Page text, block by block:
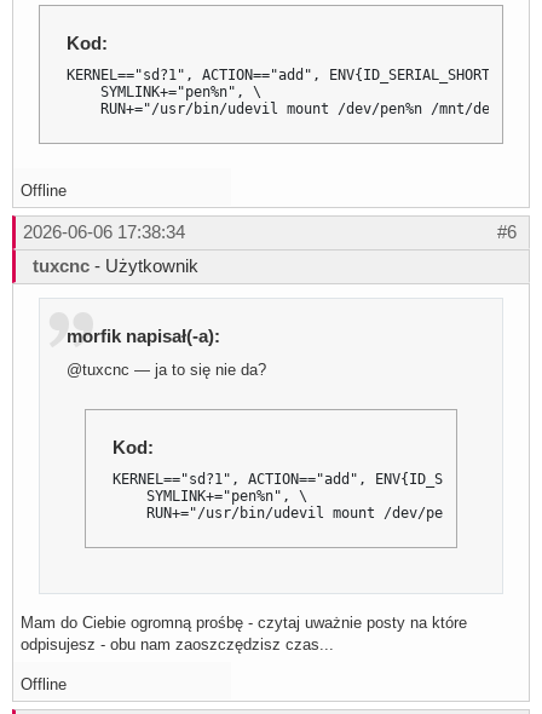
Kod:
KERNEL=="sd?1", ACTION=="add",
    SYMLINK+="pen%n", \
    RUN+="/usr/bin/udevil mount /dev/pen%n /mnt/debian"
Offline
#6
2026-06-06 17:38:34
tuxcnc - Użytkownik
morfik napisał(-a):
@tuxcnc — ja to się nie da?
Kod:
KERNEL=="sd?1", ACTION=="add",
    SYMLINK+="pen%n", \
RUN+="/usr/bin/udevil mount /dev/pen%n /mnt/
Mam do Ciebie ogromną prośbę - czytaj uważnie posty na które
odpisujesz - obu nam zaoszczędzisz czas...
Offline